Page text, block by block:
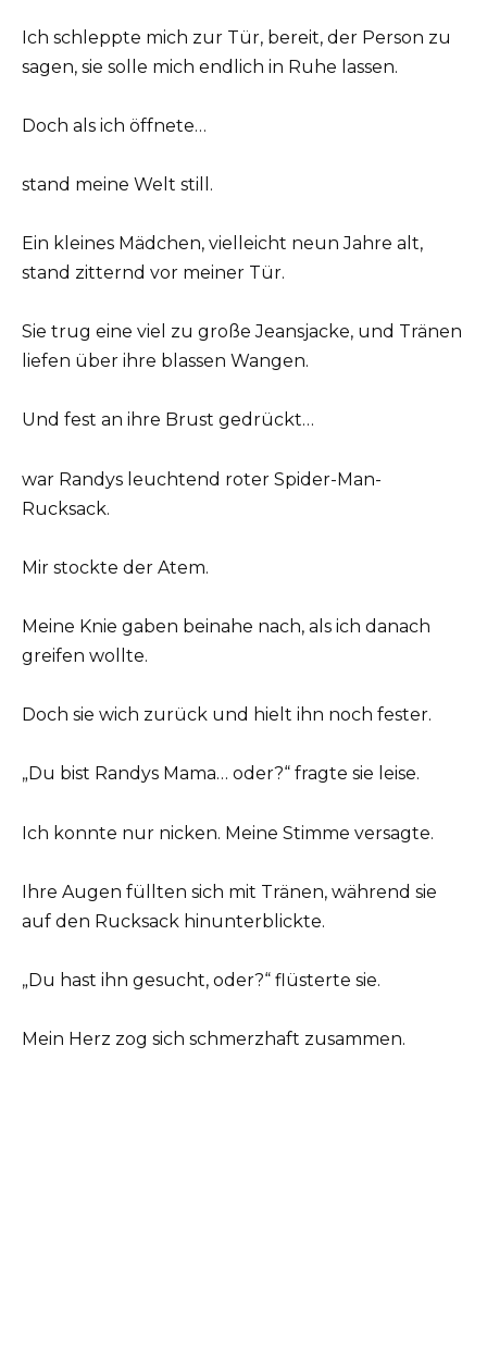
Ich schleppte mich zur Tür, bereit, der Person zu
sagen, sie solle mich endlich in Ruhe lassen.
Doch als ich öffnete…
stand meine Welt still.
Ein kleines Mädchen, vielleicht neun Jahre alt,
stand zitternd vor meiner Tür.
Sie trug eine viel zu große Jeansjacke, und Tränen
liefen über ihre blassen Wangen.
Und fest an ihre Brust gedrückt…
war Randys leuchtend roter Spider-Man-
Rucksack.
Mir stockte der Atem.
Meine Knie gaben beinahe nach, als ich danach
greifen wollte.
Doch sie wich zurück und hielt ihn noch fester.
„Du bist Randys Mama… oder?“ fragte sie leise.
Ich konnte nur nicken. Meine Stimme versagte.
Ihre Augen füllten sich mit Tränen, während sie
auf den Rucksack hinunterblickte.
„Du hast ihn gesucht, oder?“ flüsterte sie.
Mein Herz zog sich schmerzhaft zusammen.